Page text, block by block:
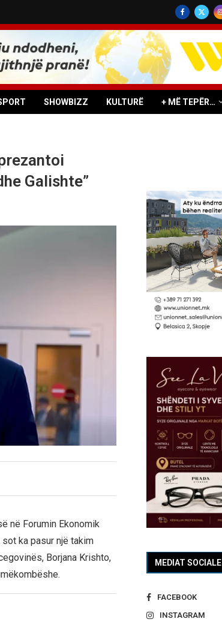
SHOWBIZZ KULTURË + MË TEPËR…
Galishte”
në Forumin Ekonomik
ka pasur një takim
Borjana Krishto,
MEDIAT SOCIALE
FACEBOOK
INSTAGRAM